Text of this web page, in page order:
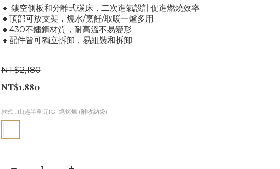
🔸 鏤空側板和分離式碳床，二次進氣設計促進燃燒效率
🔸頂部可放支架，燒水/烹飪/取暖一爐多用
🔸430不鏽鋼材質，耐高溫不易變形
🔸配件皆可獨立拆卸，易組裝和拆卸
NT$2,180
NT$1,880
款式 : 山趣半單元IGT燒烤爐 (附收納袋)